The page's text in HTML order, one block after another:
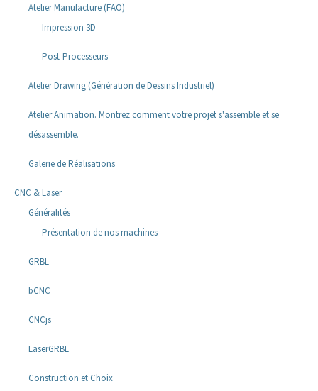
Atelier Manufacture (FAO)
Impression 3D
Post-Processeurs
Atelier Drawing (Génération de Dessins Industriel)
Atelier Animation. Montrez comment votre projet s'assemble et se
désassemble.
Galerie de Réalisations
CNC & Laser
Généralités
Présentation de nos machines
GRBL
bCNC
CNCjs
LaserGRBL
Construction et Choix